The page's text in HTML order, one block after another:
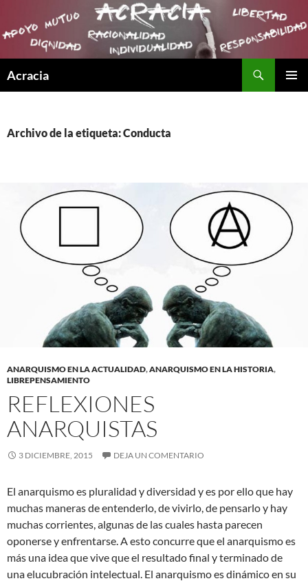
Acracia
Archivo de la etiqueta: Conducta
ANARQUISMO EN LA ACTUALIDAD,ANARQUISMO EN LA HISTORIA,
LIBREPENSAMIENTO
REFLEXIONES
ANARQUISTAS
3 DICIEMBRE, 2015 DEJA UN COMENTARIO
El anarquismo es pluralidad y diversidad y es por ello que hay
muchas maneras de entenderlo, de vivirlo, de pensarlo y hay
muchas corrientes, algunas de las cuales hasta parecen
oponerse y enfrentarse. A esto concurre que el anarquismo es
más una idea que vive que el resultado final y terminado de
una elucubración intelectual. El anarquismo es dinámico en su